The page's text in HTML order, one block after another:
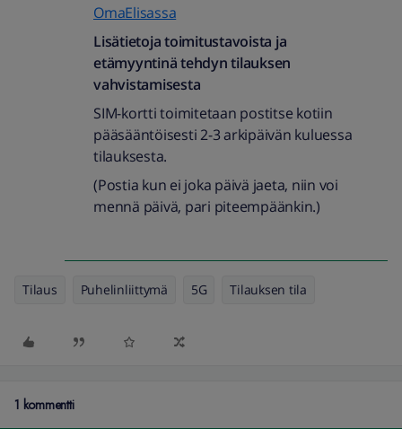
OmaElisassa
Lisätietoja toimitustavoista ja
etämyyntinä tehdyn tilauksen
vahvistamisesta
SIM-kortti toimitetaan postitse kotiin
pääsääntöisesti 2-3 arkipäivän kuluessa
tilauksesta.
(Postia kun ei joka päivä jaeta, niin voi
mennä päivä, pari piteempäänkin.)
Tilaus Puhelinliittymä 5G Tilauksen tila
1 kommentti